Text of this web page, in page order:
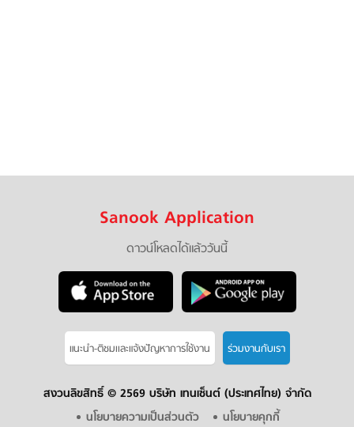
Sanook Application
ดาวน์โหลดได้แล้ววันนี้
แนะนำ-ติชมเเละแจ้งปัญหาการใช้งาน ร่วมงานกับเรา
สงวนลิขสิทธิ์ © 2569 บริษัท เทนเซ็นต์ (ประเทศไทย) จำกัด
นโยบายความเป็นส่วนตัว
นโยบายคุกกี้